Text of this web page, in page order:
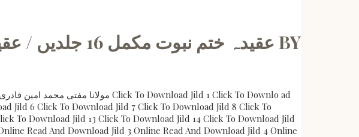
Jild 6 Click To Download Jild 7 Click To Download Jild 8 Click To
To Download Jild 13 Click To Download Jild 14 Click To Download Jild
Read And Download Jild 3 Online Read And Download Jild 4 Online